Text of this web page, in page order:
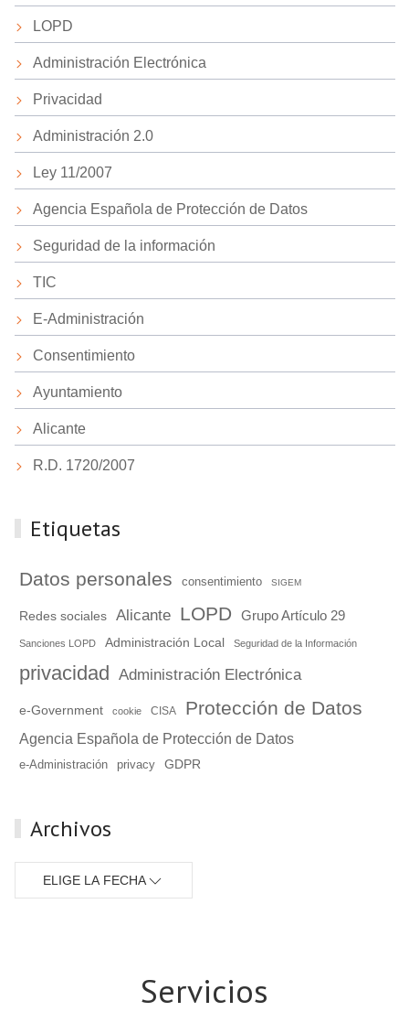
LOPD
Administración Electrónica
Privacidad
Administración 2.0
Ley 11/2007
Agencia Española de Protección de Datos
Seguridad de la información
TIC
E-Administración
Consentimiento
Ayuntamiento
Alicante
R.D. 1720/2007
Etiquetas
Datos personales consentimiento SIGEM
Redes sociales Alicante LOPD Grupo Artículo 29
Sanciones LOPD Administración Local Seguridad de la Información
privacidad Administración Electrónica
e-Government cookie CISA Protección de Datos
Agencia Española de Protección de Datos
e-Administración privacy GDPR
Archivos
ELIGE LA FECHA
Servicios